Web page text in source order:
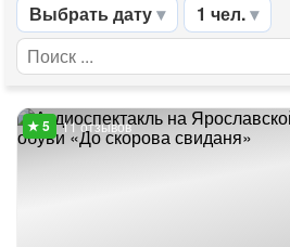
Выбрать дату 1 чел.
11 отзывов